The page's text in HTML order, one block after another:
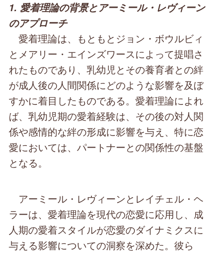
1. 愛着理論の背景とアーミール・レヴィーン
のアプローチ
愛着理論は、もともとジョン・ボウルビィ
とメアリー・エインズワースによって提唱さ
れたものであり、乳幼児とその養育者との絆
が成人後の人間関係にどのような影響を及ぼ
すかに着目したものである。愛着理論によれ
ば、乳幼児期の愛着経験は、その後の対人関
係や感情的な絆の形成に影響を与え、特に恋
愛においては、パートナーとの関係性の基盤
となる。
アーミール・レヴィーンとレイチェル・ヘ
ラーは、愛着理論を現代の恋愛に応用し、成
人期の愛着スタイルが恋愛のダイナミクスに
与える影響についての洞察を深めた。彼ら